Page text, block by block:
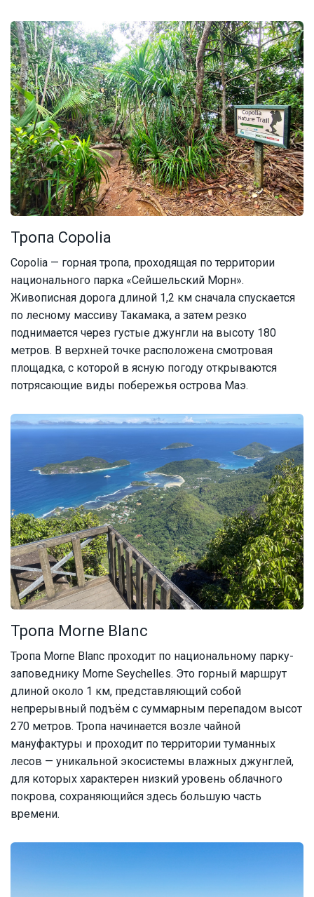
Тропа Copolia
Copolia — горная тропа, проходящая по территории
национального парка «Сейшельский Морн».
Живописная дорога длиной 1,2 км сначала спускается
по лесному массиву Такамака, а затем резко
поднимается через густые джунгли на высоту 180
метров. В верхней точке расположена смотровая
площадка, с которой в ясную погоду открываются
потрясающие виды побережья острова Маэ.
Тропа Morne Blanc
Тропа Morne Blanc проходит по национальному парку-
заповеднику Morne Seychelles. Это горный маршрут
длиной около 1 км, представляющий собой
непрерывный подъём с суммарным перепадом высот
270 метров. Тропа начинается возле чайной
мануфактуры и проходит по территории туманных
лесов — уникальной экосистемы влажных джунглей,
для которых характерен низкий уровень облачного
покрова, сохраняющийся здесь большую часть
времени.